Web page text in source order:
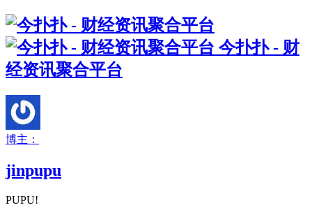
今扑扑 - 财
经资讯聚合平台
博主：
jinpupu
PUPU!